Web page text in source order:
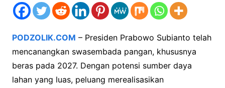
PODZOLIK.COM – Presiden Prabowo Subianto telah
mencanangkan swasembada pangan, khususnya
beras pada 2027. Dengan potensi sumber daya
lahan yang luas, peluang merealisasikan